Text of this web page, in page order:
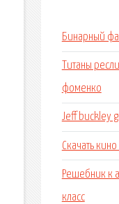
Бинарный
Титаны
фоменко
Jeff buckley
Скачать
Решебник к
класс